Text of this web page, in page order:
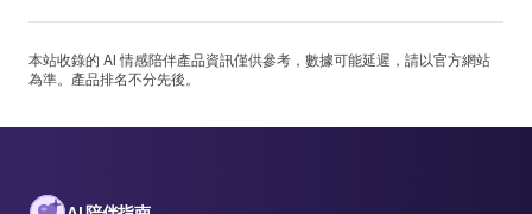
本站收錄的 AI 情感陪伴產品資訊僅供參考，數據可能延遲，請以官方網站
為準。產品排名不分先後。